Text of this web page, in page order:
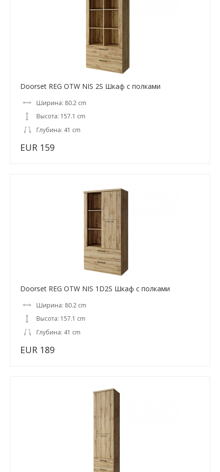
Doorset REG OTW NIS 2S Шкаф с полками
Ширина: 80.2 cm
Высота: 157.1 cm
Глубина: 41 cm
EUR 159
Doorset REG OTW NIS 1D2S Шкаф с полками
Ширина: 80.2 cm
Высота: 157.1 cm
Глубина: 41 cm
EUR 189